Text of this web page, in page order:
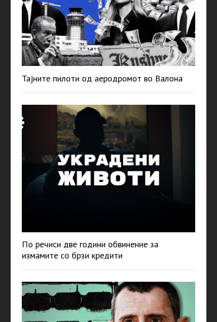
Тајните пилоти од аеродромот во Валона
По речиси две години обвинение за
измамите со брзи кредити